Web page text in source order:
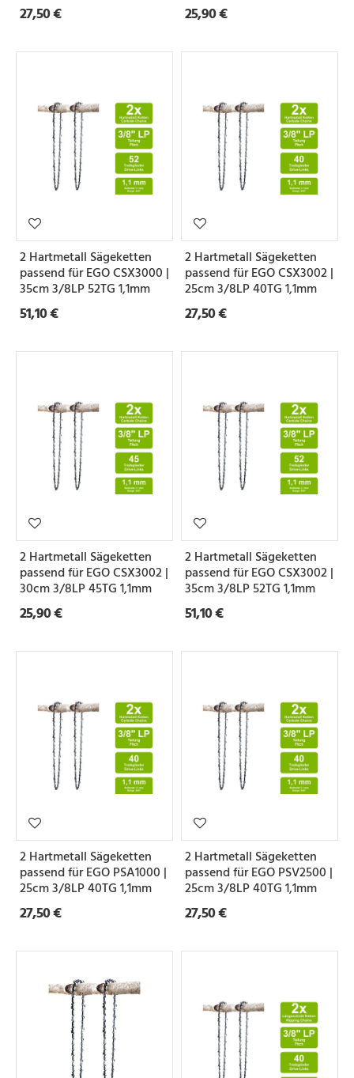
27,50 € 25,90 €
2 Hartmetall Sägeketten
passend für EGO CSX3000 |
35cm 3/8LP 52TG 1,1mm
51,10 €
2 Hartmetall Sägeketten
passend für EGO CSX3002 |
25cm 3/8LP 40TG 1,1mm
27,50 €
2 Hartmetall Sägeketten
passend für EGO CSX3002 |
30cm 3/8LP 45TG 1,1mm
25,90 €
2 Hartmetall Sägeketten
passend für EGO CSX3002 |
35cm 3/8LP 52TG 1,1mm
51,10 €
2 Hartmetall Sägeketten
passend für EGO PSA1000 |
25cm 3/8LP 40TG 1,1mm
27,50 €
2 Hartmetall Sägeketten
passend für EGO PSV2500 |
25cm 3/8LP 40TG 1,1mm
27,50 €